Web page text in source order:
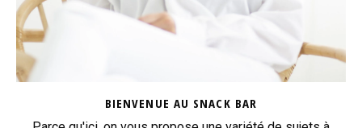
BIENVENUE AU SNACK BAR